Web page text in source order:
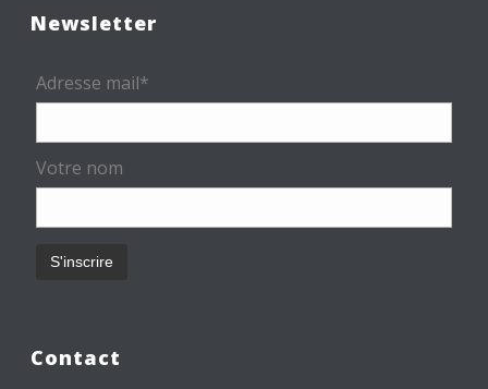
Newsletter
Adresse mail*
Votre nom
Contact